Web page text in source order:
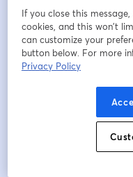
Et surtout… sont-ils
tâches humaines ?
⸻
📌 Ce que vous
✅ Qu’est-ce qu’un
If you close this
cookies, and this won’t
can customize your
button below. For more
Privacy Policy